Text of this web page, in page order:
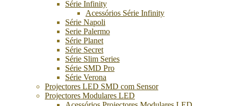
Série Infinity
Acessórios Série Infinity
Série Napoli
Serie Palermo
Série Planet
Série Secret
Série Slim Series
Série SMD Pro
Série Verona
Projectores LED SMD com Sensor
Projectores Modulares LED